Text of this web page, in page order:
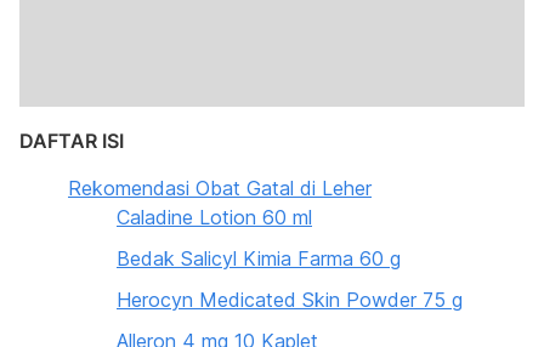
DAFTAR ISI
Rekomendasi Obat Gatal di Leher
Caladine Lotion 60 ml
Bedak Salicyl Kimia Farma 60 g
Herocyn Medicated Skin Powder 75 g
Alleron 4 mg 10 Kaplet